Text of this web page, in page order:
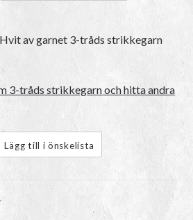
av garnet 3-tråds strikkegarn
3-tråds strikkegarn och hitta andra
Lägg till i önskelista